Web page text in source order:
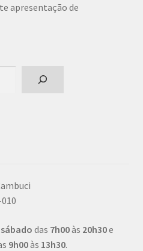
apresentação de
sábado das 7h00às 20h30e
9h00às 13h30.